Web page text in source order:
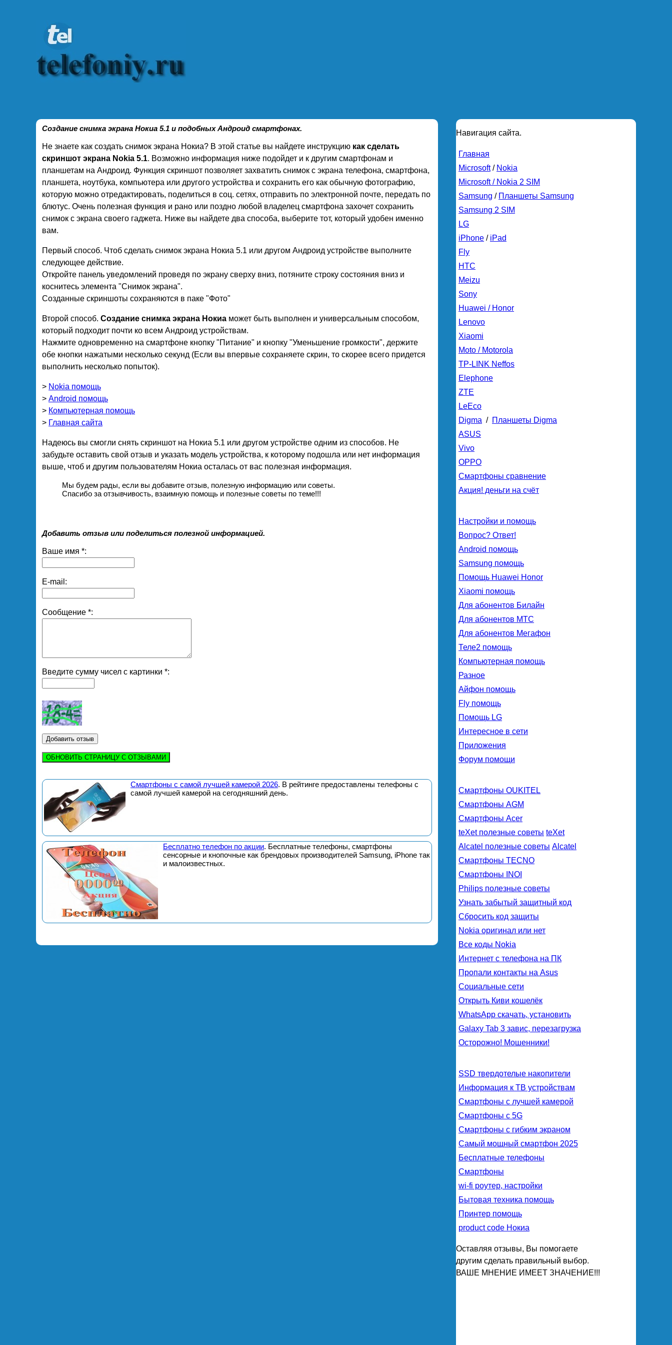
Создание снимка экрана Нокиа 5.1 и подобных Андроид смартфонах.
Не знаете как создать снимок экрана Нокиа? В этой статье вы найдете инструкцию как сделать
скриншот экрана Nokia 5.1. Возможно информация ниже подойдет и к другим смартфонам и
планшетам на Андроид. Функция скриншот позволяет захватить снимок с экрана телефона, смартфона,
планшета, ноутбука, компьютера или другого устройства и сохранить его как обычную фотографию,
которую можно отредактировать, поделиться в соц. сетях, отправить по электронной почте, передать по
блютус. Очень полезная функция и рано или поздно любой владелец смартфона захочет сохранить
снимок с экрана своего гаджета. Ниже вы найдете два способа, выберите тот, который удобен именно
вам.
Первый способ. Чтоб сделать снимок экрана Нокиа 5.1 или другом Андроид устройстве выполните
следующее действие.
Откройте панель уведомлений проведя по экрану сверху вниз, потяните строку состояния вниз и
коснитесь элемента "Снимок экрана".
Созданные скриншоты сохраняются в паке "Фото"
Второй способ. Создание снимка экрана Нокиа может быть выполнен и универсальным способом,
который подходит почти ко всем Андроид устройствам.
Нажмите одновременно на смартфоне кнопку "Питание" и кнопку "Уменьшение громкости", держите
обе кнопки нажатыми несколько секунд (Если вы впервые сохраняете скрин, то скорее всего придется
выполнить несколько попыток).
> Nokia помощь
> Android помощь
> Компьютерная помощь
> Главная сайта
Надеюсь вы смогли снять скриншот на Нокиа 5.1 или другом устройстве одним из способов. Не
забудьте оставить свой отзыв и указать модель устройства, к которому подошла или нет информация
выше, чтоб и другим пользователям Нокиа осталась от вас полезная информация.
Мы будем рады, если вы добавите отзыв, полезную информацию или советы.
Спасибо за отзывчивость, взаимную помощь и полезные советы по теме!!!
Добавить отзыв или поделиться полезной информацией.
Ваше имя *:
E-mail:
Сообщение *:
Введите сумму чисел с картинки *:
ОБНОВИТЬ СТРАНИЦУ С ОТЗЫВАМИ
Смартфоны с самой лучшей камерой 2026. В рейтинге предоставлены телефоны с
самой лучшей камерой на сегодняшний день.
Бесплатно телефон по акции. Бесплатные телефоны, смартфоны
сенсорные и кнопочные как брендовых производителей Samsung, iPhone так
и малоизвестных.
Навигация сайта.
Главная
Microsoft/ Nokia
Microsoft / Nokia 2 SIM
Samsung / Планшеты Samsung
Samsung 2 SIM
LG
iPhone / iPad
Fly
HTC
Meizu
Sony
Huawei / Honor
Lenovo
Xiaomi
Moto / Motorola
TP-LINK Neffos
Elephone
ZTE
LeEco
Digma / Планшеты Digma
ASUS
Vivo
OPPO
Смартфоны сравнение
Акция! деньги на счёт
Настройки и помощь
Вопрос? Ответ!
Android помощь
Samsung помощь
Помощь Huawei Honor
Xiaomi помощь
Для абонентов Билайн
Для абонентов МТС
Для абонентов Мегафон
Теле2 помощь
Компьютерная помощь
Разное
Айфон помощь
Fly помощь
Помощь LG
Интересное в сети
Приложения
Форум помощи
Смартфоны OUKITEL
Смартфоны AGM
Смартфоны Acer
teXet полезные советы teXet
Alcatel полезные советы Alcatel
Смартфоны TECNO
Смартфоны INOI
Philips полезные советы
Узнать забытый защитный код
Сбросить код защиты
Nokia оригинал или нет
Все коды Nokia
Интернет с телефона на ПК
Пропали контакты на Asus
Социальные сети
Открыть Киви кошелёк
WhatsApp скачать, установить
Galaxy Tab 3 завис, перезагрузка
Осторожно! Мошенники!
SSD твердотелые накопители
Информация к ТВ устройствам
Смартфоны с лучшей камерой
Смартфоны с 5G
Смартфоны с гибким экраном
Самый мощный смартфон 2025
Бесплатные телефоны
Смартфоны
wi-fi роутер, настройки
Бытовая техника помощь
Принтер помощь
product code Нокиа
Оставляя отзывы, Вы помогаете
другим сделать правильный выбор.
ВАШЕ МНЕНИЕ ИМЕЕТ ЗНАЧЕНИЕ!!!